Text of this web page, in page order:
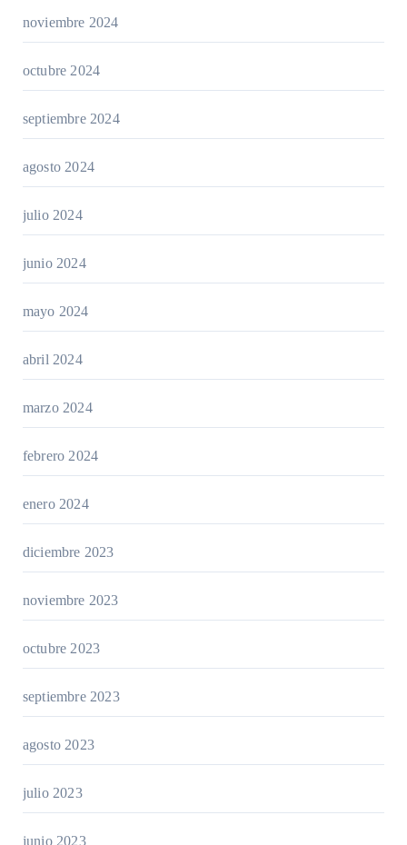
noviembre 2024
octubre 2024
septiembre 2024
agosto 2024
julio 2024
junio 2024
mayo 2024
abril 2024
marzo 2024
febrero 2024
enero 2024
diciembre 2023
noviembre 2023
octubre 2023
septiembre 2023
agosto 2023
julio 2023
junio 2023